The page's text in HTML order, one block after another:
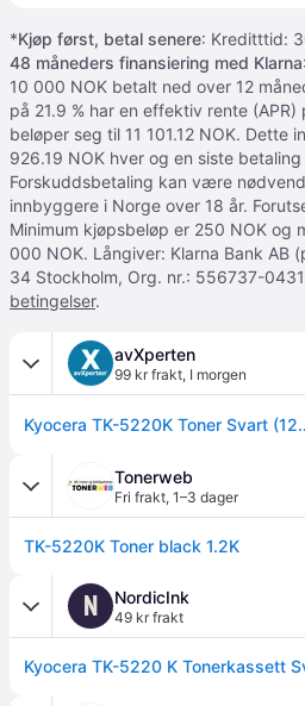
*Kjøp først, betal senere: Kreditttid:
48 måneders finansiering med Klarna
10 000 NOK betalt ned over 12
på 21.9 % har en effektiv rente (APR)
beløper seg til 11 101.12 NOK. Dette
926.19 NOK hver og en siste
Forskuddsbetaling kan være
innbyggere i Norge over 18 år.
Minimum kjøpsbeløp er 250 NOK og
000 NOK. Långiver: Klarna Bank AB
34 Stockholm, Org. nr.: 556737-
betingelser.
avXperten
99 kr frakt, I morgen
Kyocera TK-
Tonerweb
Fri frakt, 1–3 dager
TK-5220K Toner black 1.2K
N NordicInk
49 kr frakt
Kyocera TK-5220 K Tonerkassett